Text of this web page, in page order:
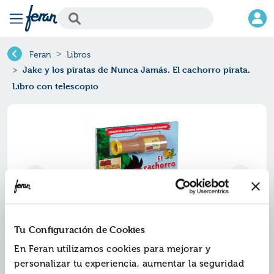
Tu Configuración de Cookies
En Feran utilizamos cookies para mejorar y
personalizar tu experiencia, aumentar la seguridad
Feran Libros
Jake y los piratas de Nunca Jamás. El cachorro pirata.
Libro con telescopio
Jake y los piratas de nunca